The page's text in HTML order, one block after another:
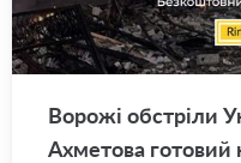
Во­ро­жі об­стрі­ли
Ахме­то­ва го­то­вий